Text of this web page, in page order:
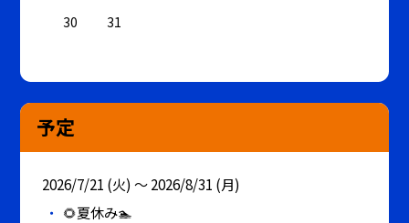
30
31
予定
2026/7/21 (火) ～ 2026/8/31 (月)
🌻夏休み🏊